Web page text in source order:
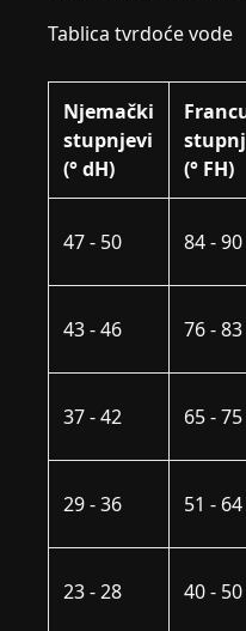
Tablica tvrdoće vode
Njemački
stupnjevi
(° dH)
(° FH)
47 - 50 84 - 90
43 - 46 76 - 83
37 - 42 65 - 75
29 - 36 51 - 64
23 - 28 40 - 50